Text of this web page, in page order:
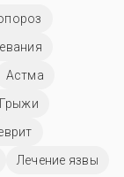
Астма
Грыжи
Лечение язвы